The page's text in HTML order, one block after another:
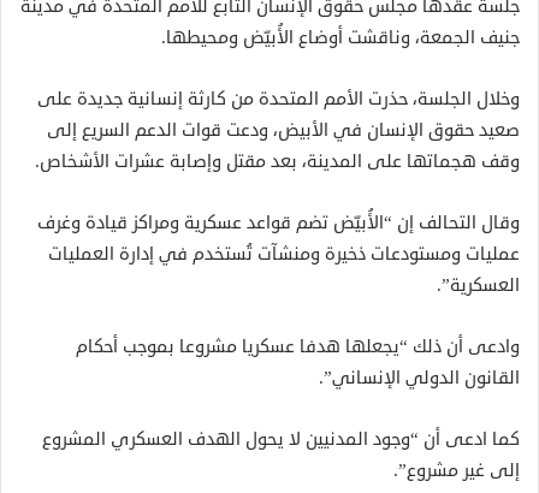
جلسة عقدها مجلس حقوق الإنسان التابع للأمم المتحدة في مدينة
جنيف الجمعة، وناقشت أوضاع الأُبيّض ومحيطها.
وخلال الجلسة، حذرت الأمم المتحدة من كارثة إنسانية جديدة على
صعيد حقوق الإنسان في الأبيض، ودعت قوات الدعم السريع إلى
وقف هجماتها على المدينة، بعد مقتل وإصابة عشرات الأشخاص.
وقال التحالف إن “الأُبيّض تضم قواعد عسكرية ومراكز قيادة وغرف
عمليات ومستودعات ذخيرة ومنشآت تُستخدم في إدارة العمليات
العسكرية”.
وادعى أن ذلك “يجعلها هدفا عسكريا مشروعا بموجب أحكام
القانون الدولي الإنساني”.
كما ادعى أن “وجود المدنيين لا يحول الهدف العسكري المشروع
إلى غير مشروع”.